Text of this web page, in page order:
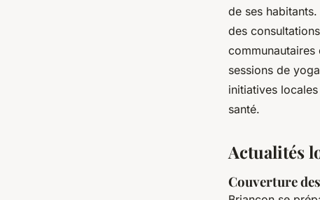
de ses
des
sessions de
initiatives
santé.
Actualités
Couverture